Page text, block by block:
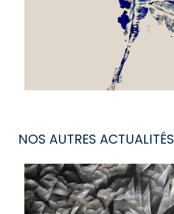
NOS AUTRES ACTUALITÉS